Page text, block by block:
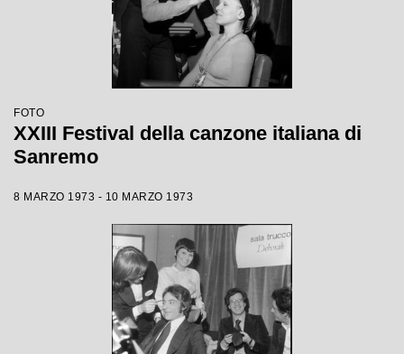
FOTO
XXIII Festival della canzone italiana di
Sanremo
8 MARZO 1973 - 10 MARZO 1973